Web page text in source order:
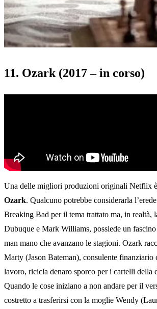
11. Ozark (2017 – in corso)
Una delle migliori produzioni originali Netflix
Ozark. Qualcuno potrebbe considerarla
Breaking Bad per il tema trattato ma, in realtà,
Dubuque e Mark Williams, possiede un
man mano che avanzano le stagioni. Ozark
Marty (Jason Bateman), consulente finanziario
lavoro, ricicla denaro sporco per i cartelli della
Quando le cose iniziano a non andare per il
costretto a trasferirsi con la moglie Wendy